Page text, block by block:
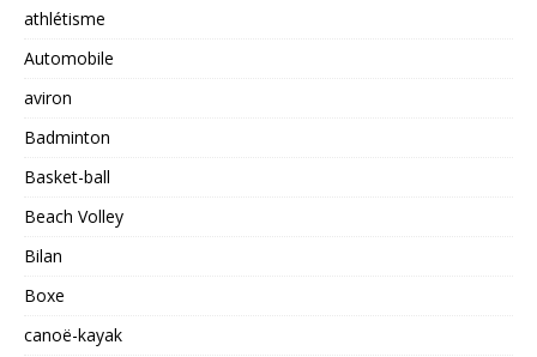
athlétisme
Automobile
aviron
Badminton
Basket-ball
Beach Volley
Bilan
Boxe
canoë-kayak